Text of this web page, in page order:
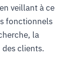
veillant à ce
fonctionnels
la
clients.